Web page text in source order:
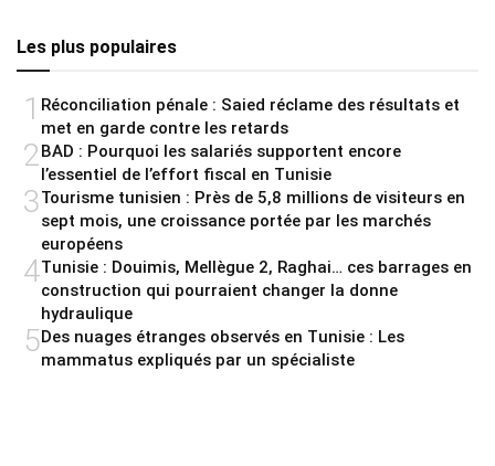
Les plus populaires
1 Réconciliation pénale : Saied réclame des résultats et
met en garde contre les retards
2BAD : Pourquoi les salariés supportent encore
l’essentiel de l’effort fiscal en Tunisie
3Tourisme tunisien : Près de 5,8 millions de visiteurs en
sept mois, une croissance portée par les marchés
européens
4Tunisie : Douimis, Mellègue 2, Raghai… ces barrages en
construction qui pourraient changer la donne
hydraulique
5Des nuages étranges observés en Tunisie : Les
mammatus expliqués par un spécialiste